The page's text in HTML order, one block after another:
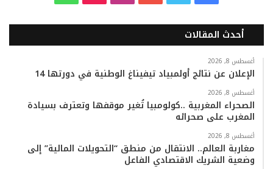
س
ب
ك
ي
ت
ب
س
ر
k
k
ت
ب
أحدث المقالات
أغسطس 8, 2026
الإعلان عن نتائج أولمبياد تيفيناغ الوطنية في دورتها 14
أغسطس 8, 2026
الصحراء المغربية ..كولومبيا تُغير موقفها وتعترف بسيادة
المغرب على صحرائه
أغسطس 8, 2026
مغاربة العالم.. الانتقال من منطق “التحويلات المالية” إلى
وضعية الشريك الاقتصادي الفاعل